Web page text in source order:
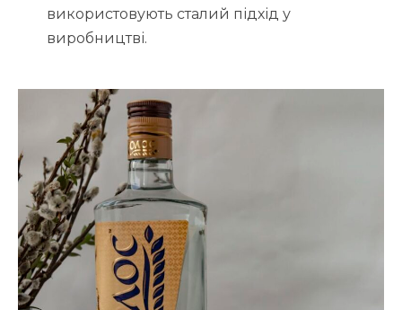
використовують сталий підхід у
виробництві.